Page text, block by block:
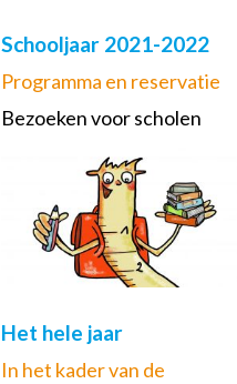
Schooljaar 2021-2022
Programma en reservatie
Bezoeken voor scholen
Het hele jaar
In het kader van de